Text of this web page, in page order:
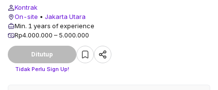
Kontrak
On-site • Jakarta Utara
Min. 1 years of experience
Rp4.000.000 – 5.000.000
Ditutup
Tidak Perlu Sign Up!